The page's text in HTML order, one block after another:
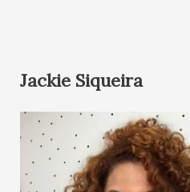
Jackie Siqueira